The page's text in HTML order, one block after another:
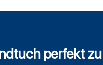
perfekt